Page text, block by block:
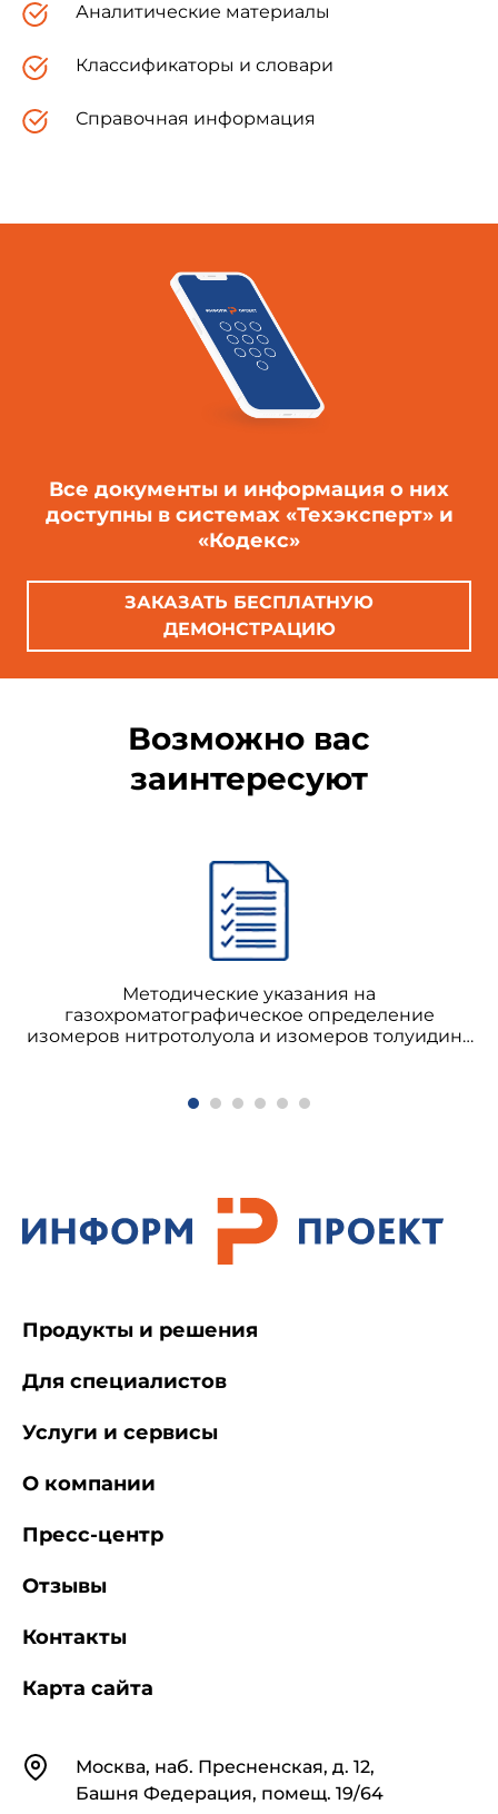
Аналитические материалы
Классификаторы и словари
Справочная информация
Все документы и информация о них
доступны в системах «Техэксперт» и
«Кодекс»
ЗАКАЗАТЬ БЕСПЛАТНУЮ
ДЕМОНСТРАЦИЮ
Возможно вас
заинтересуют
Методические указания на
газохроматографическое определение
изомеров нитротолуола и изомеров толуидина
КонтактыМосква, наб. Пресненская, д. 12,
Башня Федерация, помещ. 19/64
Продукты и решения
Для специалистов
Услуги и сервисы
О компании
Пресс-центр
Отзывы
Контакты
Карта сайта